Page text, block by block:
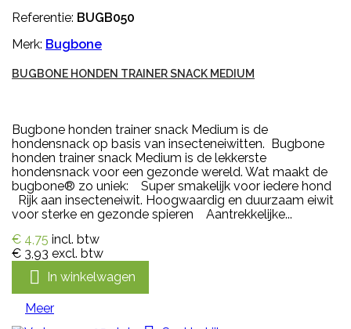
Referentie: BUGB050
Merk: Bugbone
BUGBONE HONDEN TRAINER SNACK MEDIUM
Bugbone honden trainer snack Medium is de
hondensnack op basis van insecteneiwitten. Bugbone
honden trainer snack Medium is de lekkerste
hondensnack voor een gezonde wereld. Wat maakt de
bugbone® zo uniek: Super smakelijk voor iedere hond
Rijk aan insecteneiwit. Hoogwaardig en duurzaam eiwit
voor sterke en gezonde spieren Aantrekkelijke...
€ 4,75 incl. btw
€ 3,93 excl. btw
 In winkelwagen
Meer